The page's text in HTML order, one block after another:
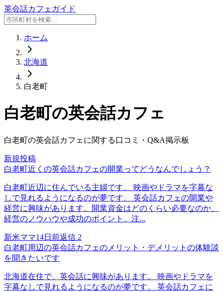
英会話カフェガイド
ホーム
北海道
白老町
白老町の英会話カフェ
白老町の英会話カフェに関する口コミ・Q&A掲示板
新規投稿
白老町近くの英会話カフェの開業ってどうなんでしょう？
白老町近辺に住んでいる主婦です。 映画やドラマを字幕な
しで見れるようになるのが夢です。 英会話カフェの開業や
経営に興味があります。開業資金はどのくらい必要なのか、
経営のノウハウや成功のポイント、注...
新米ママ14日前返信 2
白老町周辺の英会話カフェのメリット・デメリットの体験談
を聞きたいです
北海道在住で、英会話に興味があります。 映画やドラマを
字幕なしで見れるようになるのが夢です。 英会話カフェに